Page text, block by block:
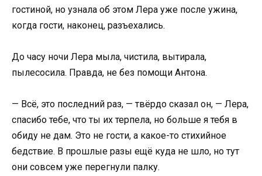
гостиной, но узнала об этом Лера уже после ужина,
когда гости, наконец, разъехались.
До часу ночи Лера мыла, чистила, вытирала,
пылесосила. Правда, не без помощи Антона.
— Всё, это последний раз, — твёрдо сказал он, — Лера,
спасибо тебе, что ты их терпела, но больше я тебя в
обиду не дам. Это не гости, а какое-то стихийное
бедствие. В прошлые разы ещё куда не шло, но тут
они совсем уже перегнули палку.